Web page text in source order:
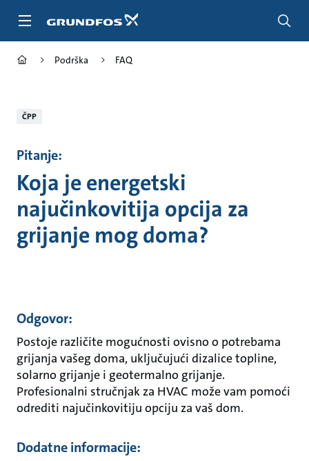
Podrška FAQ
ČPP
Pitanje:
Koja je energetski
najučinkovitija opcija za
grijanje mog doma?
Odgovor:
Postoje različite mogućnosti ovisno o potrebama
grijanja vašeg doma, uključujući dizalice topline,
solarno grijanje i geotermalno grijanje.
Profesionalni stručnjak za HVAC može vam pomoći
odrediti najučinkovitiju opciju za vaš dom.
Dodatne informacije: